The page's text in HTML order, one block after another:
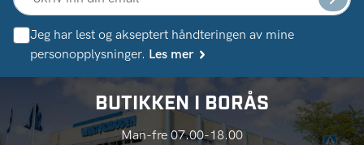
Jeg har lest og akseptert håndteringen av mine
personopplysninger. Les mer
BUTIKKEN I BORÅS
Man-fre 07.00-18.00